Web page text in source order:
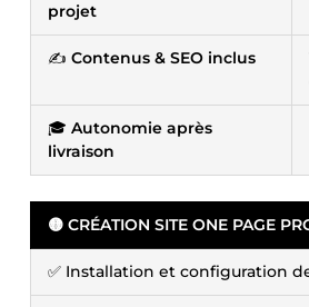
projet
✍️ Contenus & SEO inclus
🎓 Autonomie après
livraison
🟡 CRÉATION SITE ONE PAGE
✅ Installation et configuration